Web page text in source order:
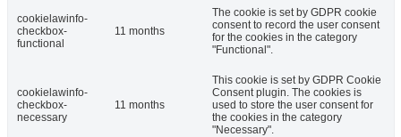
cookielawinfo-
checkbox-
functional
11 months
The cookie is set by GDPR cookie
consent to record the user consent
for the cookies in the category
"Functional".
cookielawinfo-
checkbox-
necessary
11 months
This cookie is set by GDPR Cookie
Consent plugin. The cookies is
used to store the user consent for
the cookies in the category
"Necessary".